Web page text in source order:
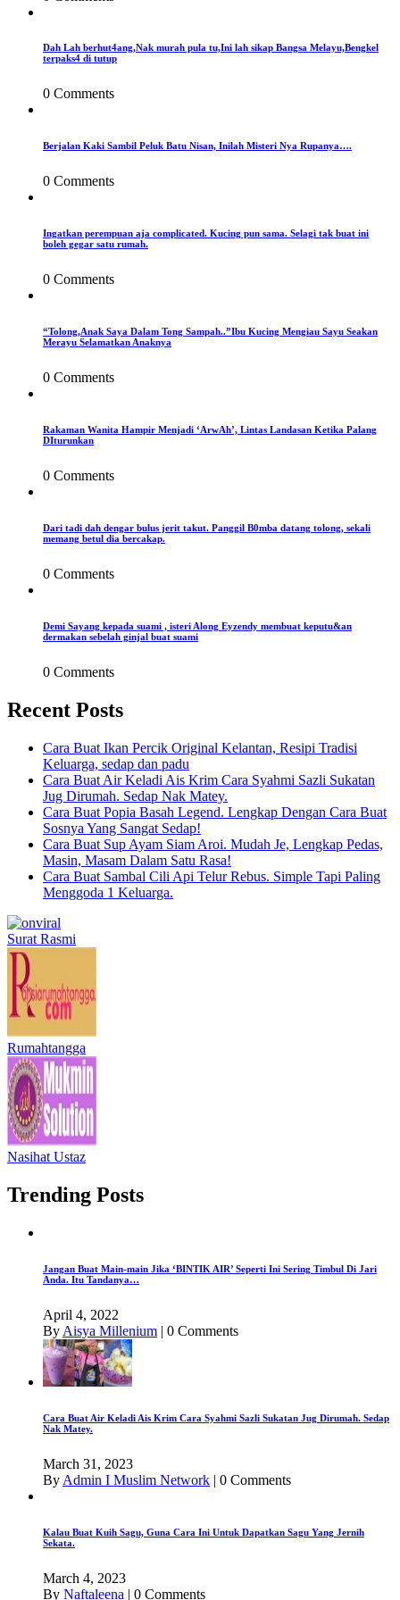
Dah Lah berhut4ang,Nak murah pula tu,Ini lah sikap Bangsa Melayu,Bengkel
terpaks4 di tutup
0 Comments
Berjalan Kaki Sambil Peluk Batu Nisan, Inilah Misteri Nya Rupanya….
0 Comments
Ingatkan perempuan aja complicated. Kucing pun sama. Selagi tak buat ini
boleh gegar satu rumah.
0 Comments
“Tolong,Anak Saya Dalam Tong Sampah..”Ibu Kucing Mengiau Sayu Seakan
Merayu Selamatkan Anaknya
0 Comments
Rakaman Wanita Hampir Menjadi ‘ArwAh’, Lintas Landasan Ketika Palang
DIturunkan
0 Comments
Dari tadi dah dengar bulus jerit takut. Panggil B0mba datang tolong, sekali
memang betul dia bercakap.
0 Comments
Demi Sayang kepada suami , isteri Along Eyzendy membuat keputu&an
dermakan sebelah ginjal buat suami
0 Comments
Recent Posts
Cara Buat Ikan Percik Original Kelantan, Resipi Tradisi
Keluarga, sedap dan padu
Cara Buat Air Keladi Ais Krim Cara Syahmi Sazli Sukatan
Jug Dirumah. Sedap Nak Matey.
Cara Buat Popia Basah Legend. Lengkap Dengan Cara Buat
Sosnya Yang Sangat Sedap!
Cara Buat Sup Ayam Siam Aroi. Mudah Je, Lengkap Pedas,
Masin, Masam Dalam Satu Rasa!
Cara Buat Sambal Cili Api Telur Rebus. Simple Tapi Paling
Menggoda 1 Keluarga.
Surat Rasmi
Rumahtangga
Nasihat Ustaz
Trending Posts
Jangan Buat Main-main Jika ‘BINTIK AIR’ Seperti Ini Sering Timbul Di Jari
Anda. Itu Tandanya…
April 4, 2022
By Aisya Millenium | 0 Comments
Cara Buat Air Keladi Ais Krim Cara Syahmi Sazli Sukatan Jug Dirumah. Sedap
Nak Matey.
March 31, 2023
By Admin I Muslim Network | 0 Comments
Kalau Buat Kuih Sagu, Guna Cara Ini Untuk Dapatkan Sagu Yang Jernih
Sekata.
March 4, 2023
By Naftaleena | 0 Comments